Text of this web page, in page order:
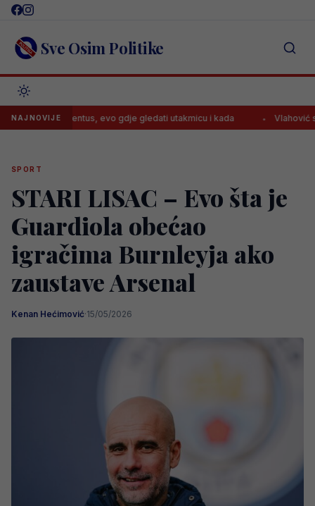
Skip
content Sve Osim Politike
NAJNOVIJE
za Juventus, evo gdje gledati utakmicu i kada Vlahović stiže u
SPORT
STARI LISAC – Evo šta je
Guardiola obećao
igračima Burnleyja ako
zaustave Arsenal
Kenan Hećimović·15/05/2026